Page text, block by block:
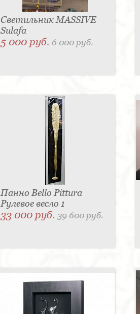
Светильник MASSIVE
Sulafa
5 000 руб.6 000 руб.
Панно Bello Pittura
Рулевое весло 1
33 000 руб.39 600 руб.